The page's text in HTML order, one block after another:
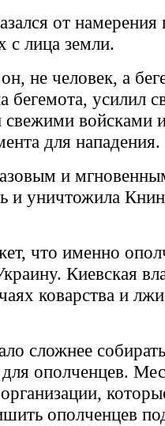
от намерения
с лица земли.
не человек, а
бегемота, усилил
войсками
для нападения.
и
и уничтожила
что именно
Киевская
коварства и
сложнее собирать
ополченцев.
ополченцев